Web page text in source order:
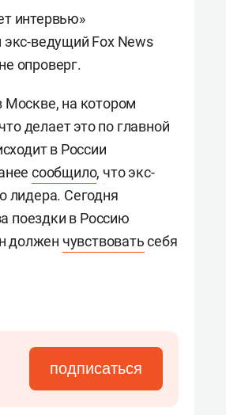
интервью»
ведущий Fox News
опроверг.
Москве, на котором
делает это по главной
в России
сообщило, что экс-
лидера. Сегодня
поездки в Россию
должен чувствоватьсебя
подписаться